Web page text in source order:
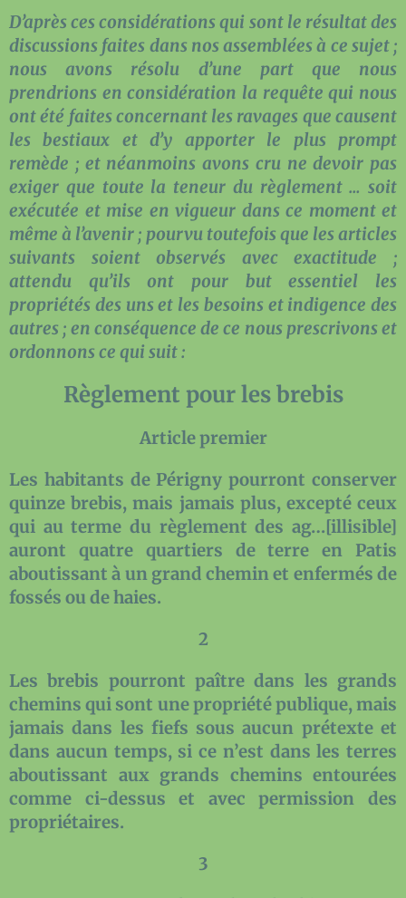
D’après ces considérations qui sont le résultat des
discussions faites dans nos assemblées à ce sujet ;
nous avons résolu d’une part que nous
prendrions en considération la requête qui nous
ont été faites concernant les ravages que causent
les bestiaux et d’y apporter le plus prompt
remède ; et néanmoins avons cru ne devoir pas
exiger que toute la teneur du règlement … soit
exécutée et mise en vigueur dans ce moment et
même à l’avenir ; pourvu toutefois que les articles
suivants soient observés avec exactitude ;
attendu qu’ils ont pour but essentiel les
propriétés des uns et les besoins et indigence des
autres ; en conséquence de ce nous prescrivons et
ordonnons ce qui suit :
Règlement pour les brebis
Article premier
Les habitants de Périgny pourront conserver
quinze brebis, mais jamais plus, excepté ceux
qui au terme du règlement des ag…[illisible]
auront quatre quartiers de terre en Patis
aboutissant à un grand chemin et enfermés de
fossés ou de haies.
2
Les brebis pourront paître dans les grands
chemins qui sont une propriété publique, mais
jamais dans les fiefs sous aucun prétexte et
dans aucun temps, si ce n’est dans les terres
aboutissant aux grands chemins entourées
comme ci-dessus et avec permission des
propriétaires.
3